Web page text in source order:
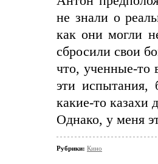
не знали о
как они могли
сбросили свои
что, ученные-то
эти испытания,
какие-то
Однако, у меня
Рубрики: Кино